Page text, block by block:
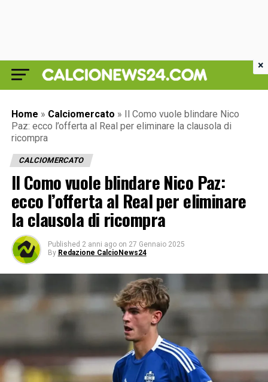
Home » Calciomercato » Il Como vuole blindare Nico
Paz: ecco l’offerta al Real per eliminare la clausola di
ricompra
CALCIOMERCATO
Il Como vuole blindare Nico Paz:
ecco l’offerta al Real per eliminare
la clausola di ricompra
Published 2 anni ago on 27 Gennaio 2025
By Redazione CalcioNews24
×